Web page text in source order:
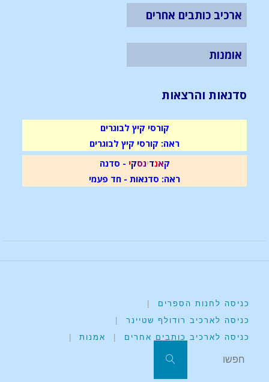
ארכיב כותבים אחרים
אומנות
סדנאות והרצאות
קורסי קיץ לבוגרים
ראה: קורסי קיץ לבוגרים
קאנדינסקי - סדנה
ראה: סדנאות - חד פעמי
כניסה לחנות הספרים
|
כניסה לארכיב רודולף שטיינר
|
כניסה לארכיב כותבים אחרים
| אמנות |